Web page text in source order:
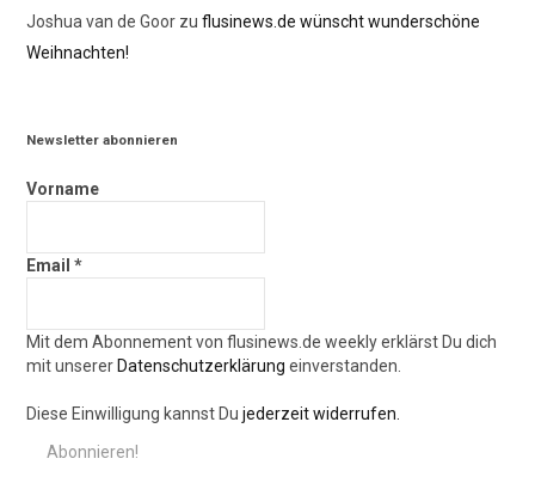
Joshua van de Goor zu flusinews.de wünscht wunderschöne
Weihnachten!
Newsletter abonnieren
Vorname
Email *
Mit dem Abonnement von flusinews.de weekly erklärst Du dich
mit unsererDatenschutzerklärung einverstanden.
Diese Einwilligung kannst Du jederzeit widerrufen.